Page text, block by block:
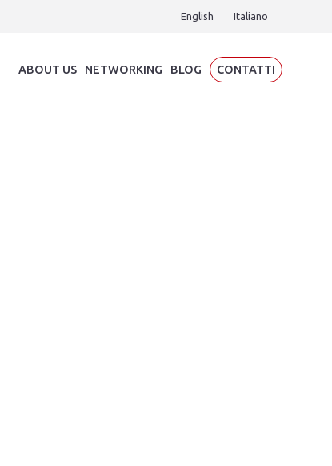
English Italiano
ABOUT US NETWORKING BLOG CONTATTI